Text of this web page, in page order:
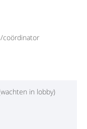
coördinator
in lobby)